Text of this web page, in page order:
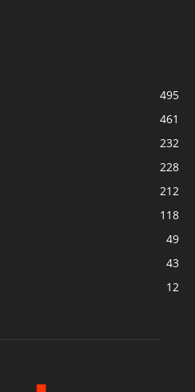
495
461
232
228
212
118
49
43
12